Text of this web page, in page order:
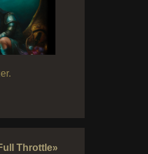
Throttle»